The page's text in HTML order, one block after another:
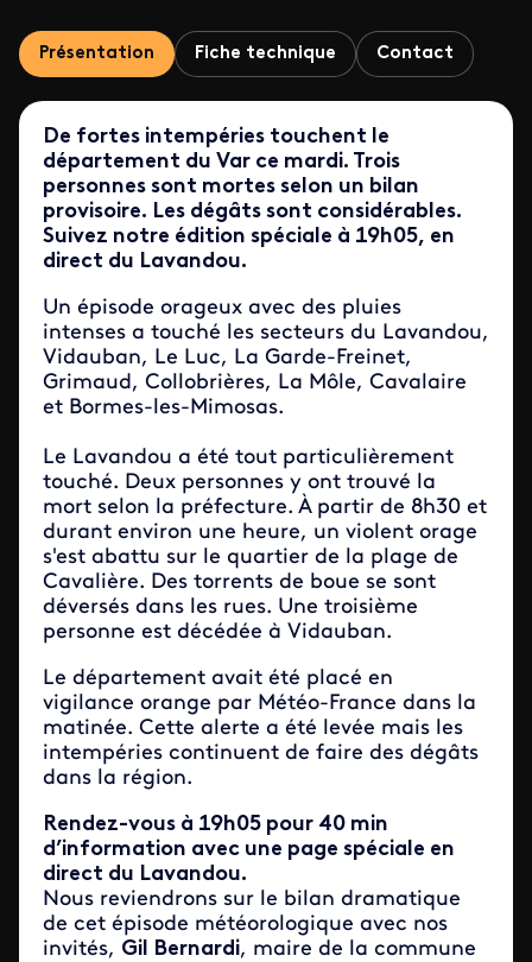
Présentation Fiche technique Contact
De fortes intempéries touchent le
département du Var ce mardi. Trois
personnes sont mortes selon un bilan
provisoire. Les dégâts sont considérables.
Suivez notre édition spéciale à 19h05, en
direct du Lavandou.
Un épisode orageux avec des pluies
intenses a touché les secteurs du Lavandou,
Vidauban, Le Luc, La Garde-Freinet,
Grimaud, Collobrières, La Môle, Cavalaire
et Bormes-les-Mimosas.
Le Lavandou a été tout particulièrement
touché. Deux personnes y ont trouvé la
mort selon la préfecture. À partir de 8h30 et
durant environ une heure, un violent orage
s'est abattu sur le quartier de la plage de
Cavalière. Des torrents de boue se sont
déversés dans les rues. Une troisième
personne est décédée à Vidauban.
Le département avait été placé en
vigilance orange par Météo-France dans la
matinée. Cette alerte a été levée mais les
intempéries continuent de faire des dégâts
dans la région.
Rendez-vous à 19h05 pour 40 min
d’information avec une page spéciale en
direct du Lavandou.
Nous reviendrons sur le bilan dramatique
de cet épisode météorologique avec nos
invités, Gil Bernardi, maire de la commune